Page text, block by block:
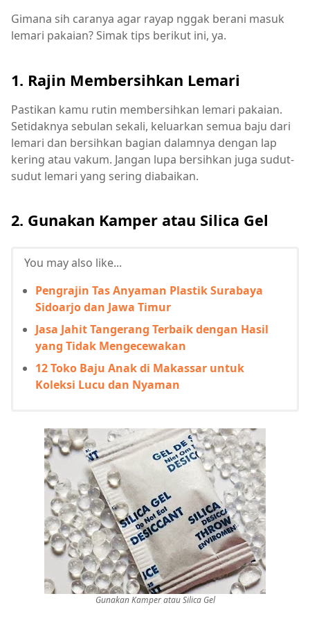
Gimana sih caranya agar rayap nggak berani masuk
lemari pakaian? Simak tips berikut ini, ya.
1. Rajin Membersihkan Lemari
Pastikan kamu rutin membersihkan lemari pakaian.
Setidaknya sebulan sekali, keluarkan semua baju dari
lemari dan bersihkan bagian dalamnya dengan lap
kering atau vakum. Jangan lupa bersihkan juga sudut-
sudut lemari yang sering diabaikan.
2. Gunakan Kamper atau Silica Gel
You may also like...
Pengrajin Tas Anyaman Plastik Surabaya
Sidoarjo dan Jawa Timur
Jasa Jahit Tangerang Terbaik dengan Hasil
yang Tidak Mengecewakan
12 Toko Baju Anak di Makassar untuk
Koleksi Lucu dan Nyaman
Gunakan Kamper atau Silica Gel